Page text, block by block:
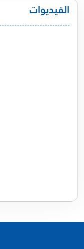
الفيديوات